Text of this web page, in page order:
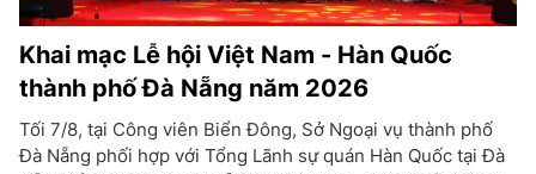
Khai mạc Lễ hội Việt Nam - Hàn Quốc
thành phố Đà Nẵng năm 2026
Tối 7/8, tại Công viên Biển Đông, Sở Ngoại vụ thành phố
Đà Nẵng phối hợp với Tổng Lãnh sự quán Hàn Quốc tại Đà